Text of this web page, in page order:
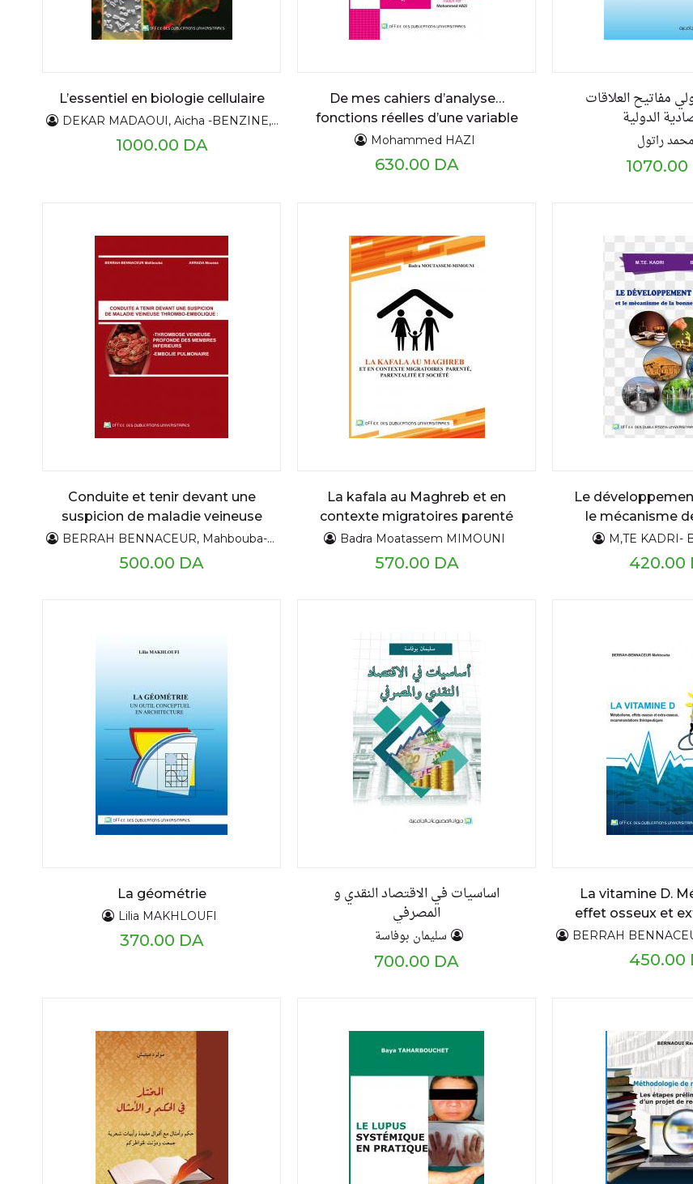
L’essentiel en biologie cellulaire
DEKAR MADAOUI, Aicha -BENZINE, CHALLAM Hacina
1000.00 DA
De mes cahiers d’analyse…
fonctions réelles d’une variable
réelle : dérivées,
développement limités cours
Mohammed HAZI
630.00 DA
مفاتيح العلاقات
الدولية
محمد راتول
1070.00
Conduite et tenir devant une
suspicion de maladie veineuse
thrombo-embolique
BERRAH BENNACEUR, Mahbouba-ARRADA Mouss
500.00 DA
La kafala au Maghreb et en
contexte migratoires parenté
parentalité et société
Badra Moatassem MIMOUNI
570.00 DA
Le
le mécanisme
M,TE KADRI-
420.00
La géométrie
Lilia MAKHLOUFI
370.00 DA
اساسيات في الاقتصاد النقدي و
المصرفي
سليمان بوفاسة
700.00 DA
La vitamine D.
effet osseux et
BERRAH BENNACEUR,
450.00